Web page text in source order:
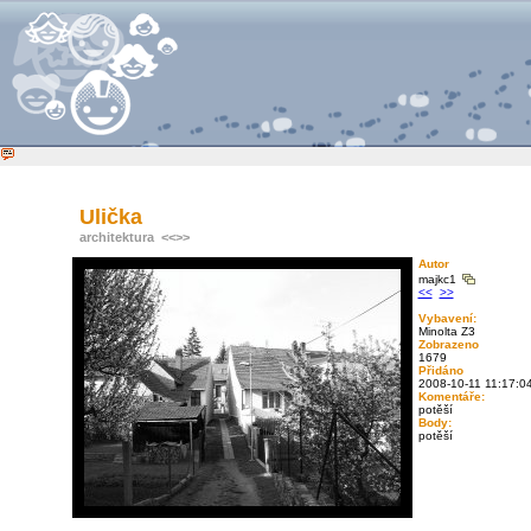
Ulička
architektura <<>>
Autor
majkc1
<< >>
Vybavení:
Minolta Z3
Zobrazeno
1679
Přidáno
2008-10-11
Komentáře:
potěší
Body:
potěší